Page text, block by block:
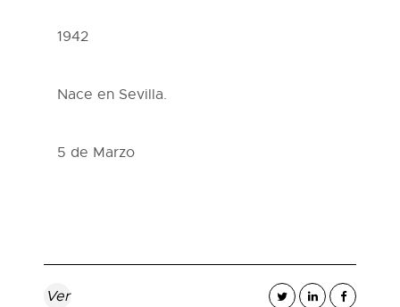
1942
Nace en Sevilla.
5 de Marzo
Ver